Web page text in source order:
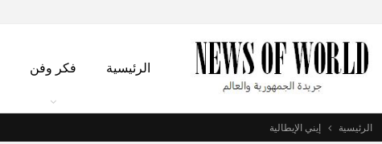
الرئيسية فكر وفن
الرئيسية إيني الإيطالية